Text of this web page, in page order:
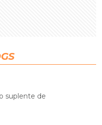
suplente de